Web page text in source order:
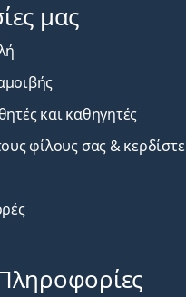
μας
και καθηγητές
φίλους σας & κερδίστε